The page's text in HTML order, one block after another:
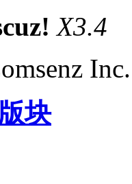
X3.4
Inc.
块